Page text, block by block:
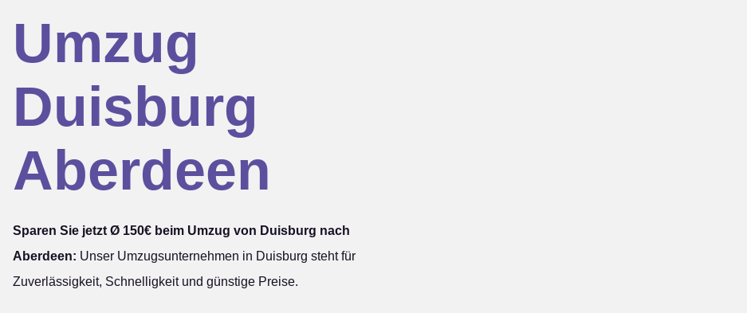
Umzug
Duisburg
Aberdeen
Sparen Sie jetzt Ø 150€ beim Umzug von Duisburg nach
Aberdeen: Unser Umzugsunternehmen in Duisburg steht für
Zuverlässigkeit, Schnelligkeit und günstige Preise.